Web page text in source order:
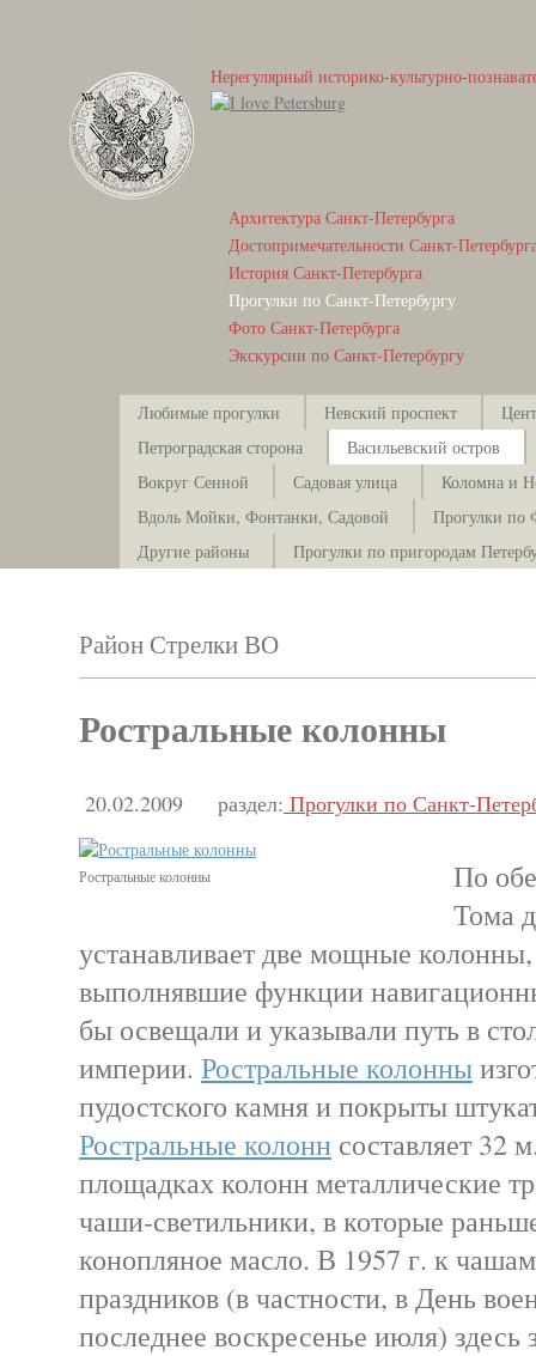
Нерегулярный историко-культурно-
Архитектура Санкт-Петербурга
Достопримечательности Санкт-
История Санкт-Петербурга
Прогулки по Санкт-Петербургу
Фото Санкт-Петербурга
Экскурсии по Санкт-Петербургу
Любимые прогулки Невский проспект
Петроградская сторона
Васильевский остров
Вокруг Сенной
Садовая улица
Коломна и
Вдоль Мойки, Фонтанки, Садовой
Прогулки по
Другие районы
Прогулки по пригородам
Район Стрелки ВО
Ростральные колонны
20.02.2009 раздел: Прогулки по Санкт-
Ростральные колонны
По
Тома
устанавливает две мощные
выполнявшие функции
бы освещали и указывали путь в
империи. Ростральные колонны
пудостского камня и покрыты
Ростральные колонн составляет 32
площадках колонн металлические
чаши-светильники, в которые
конопляное масло. В 1957 г. к
праздников (в частности, в День
последнее воскресенье июля) здесь